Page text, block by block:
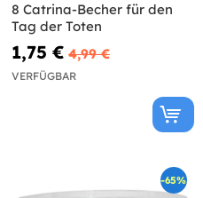
8 Catrina-Becher für den
Tag der Toten
1,75 € 4,99 €
VERFÜGBAR
-65%